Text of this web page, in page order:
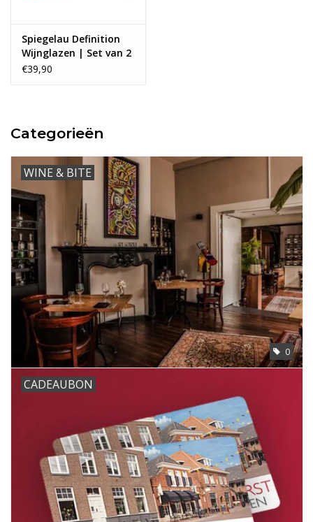
Spiegelau Definition
Wijnglazen | Set van 2
€39,90
Categorieën
WINE & BITE
0
CADEAUBON